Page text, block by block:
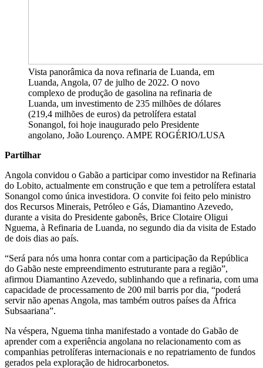
Vista panorâmica da nova refinaria de Luanda, em
Luanda, Angola, 07 de julho de 2022. O novo
complexo de produção de gasolina na refinaria de
Luanda, um investimento de 235 milhões de dólares
(219,4 milhões de euros) da petrolífera estatal
Sonangol, foi hoje inaugurado pelo Presidente
angolano, João Lourenço. AMPE ROGÉRIO/LUSA
Partilhar
Angola convidou o Gabão a participar como investidor na Refinaria
do Lobito, actualmente em construção e que tem a petrolífera estatal
Sonangol como única investidora. O convite foi feito pelo ministro
dos Recursos Minerais, Petróleo e Gás, Diamantino Azevedo,
durante a visita do Presidente gabonês, Brice Clotaire Oligui
Nguema, à Refinaria de Luanda, no segundo dia da visita de Estado
de dois dias ao país.
“Será para nós uma honra contar com a participação da República
do Gabão neste empreendimento estruturante para a região”,
afirmou Diamantino Azevedo, sublinhando que a refinaria, com uma
capacidade de processamento de 200 mil barris por dia, “poderá
servir não apenas Angola, mas também outros países da África
Subsaariana”.
Na véspera, Nguema tinha manifestado a vontade do Gabão de
aprender com a experiência angolana no relacionamento com as
companhias petrolíferas internacionais e no repatriamento de fundos
gerados pela exploração de hidrocarbonetos.